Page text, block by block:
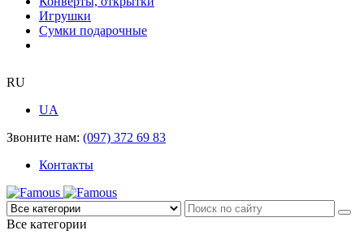
Игрушки
Сумки подарочные
RU
UA
Звоните нам: (097) 372 69 83
Контакты
Все категории